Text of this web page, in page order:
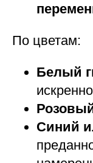
По цветам:
Белый
Синий